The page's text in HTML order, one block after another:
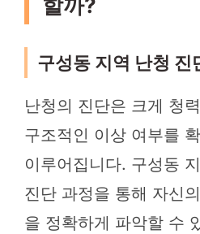
할까?
구성동 지역 난청 진
난청의 진단은 크게 청
구조적인 이상 여부를
이루어집니다. 구성동
진단 과정을 통해 자신
을 정확하게 파악할 수